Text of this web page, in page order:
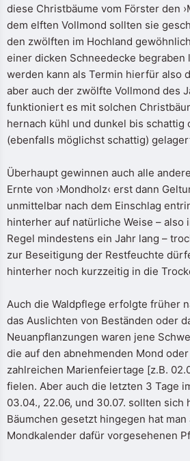
diese Christbäume vom Förster den
dem elften Vollmond sollten sie
den zwölften im Hochland
einer dicken Schneedecke begraben
werden kann als Termin hierfür also
aber auch der zwölfte Vollmond des
funktioniert es mit solchen
hernach kühl und dunkel bis schattig
(ebenfalls möglichst schattig)
Überhaupt gewinnen auch alle
Ernte von ›Mondholz‹ erst dann
unmittelbar nach dem Einschlag
hinterher auf natürliche Weise – also
Regel mindestens ein Jahr lang –
zur Beseitigung der Restfeuchte
hinterher noch kurzzeitig in die
Auch die Waldpflege erfolgte früher
das Auslichten von Beständen oder
Neuanpflanzungen waren jene
die auf den abnehmenden Mond
zahlreichen Marienfeiertage [z.B.
fielen. Aber auch die letzten 3 Tage
03.04., 22.06, und 30.07. sollten
Bäumchen gesetzt hingegen hat
Mondkalender dafür vorgesehenen